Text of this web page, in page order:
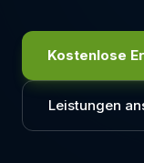
Kostenlose
Leistungen